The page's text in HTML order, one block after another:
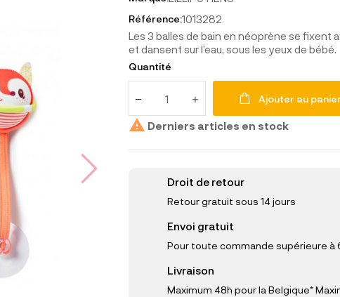
Référence:1013282
Les 3 balles de bain en néoprène se fixent
et dansent sur l’eau, sous les yeux de bébé.
Quantité
Ajouter au
 Derniers articles en stock
Droit de retour
Retour gratuit sous 14 jours
Envoi gratuit
Pour toute commande supérieure à
Livraison
Maximum 48h pour la Belgique*